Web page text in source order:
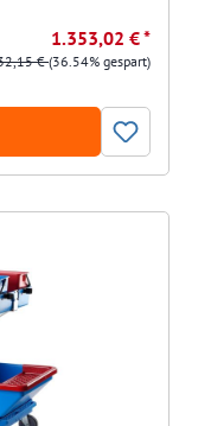
1.353,02 € *
€(36.54% gespart)